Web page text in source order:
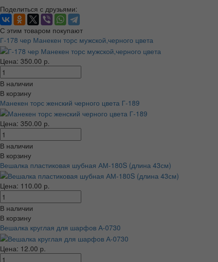
Поделиться с друзьями:
С этим товаром покупают
Г-178 чер Манекен торс мужской,черного цвета
Цена: 350.00 р.
В наличии
В корзину
Манекен торс женский черного цвета Г-189
Цена: 350.00 р.
В наличии
В корзину
Вешалка пластиковая шубная АМ-180S (длина 43см)
Цена: 110.00 р.
В наличии
В корзину
Вешалка круглая для шарфов А-0730
Цена: 12.00 р.